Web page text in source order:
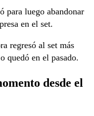
para luego abandonar
en el set.
regresó al set más
quedó en el pasado.
desde el